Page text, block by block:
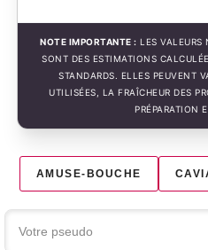
NOTE IMPORTANTE : LES VALEURS
SONT DES ESTIMATIONS
STANDARDS. ELLES PEUVENT
UTILISÉES, LA FRAÎCHEUR DES
PRÉPARATION
AMUSE-BOUCHE